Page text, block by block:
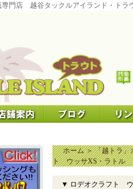
専門店 越谷タックルアイランド・トラ
ホーム＞「越トラ」
ト ウッサXS・ラトル
▼ ロデオクラフト